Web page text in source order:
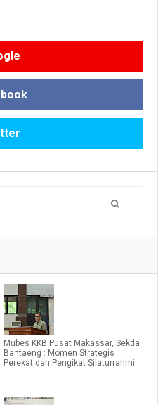
Mubes KKB Pusat Makassar, Sekda
Bantaeng : Momen Strategis
Perekat dan Pengikat Silaturrahmi